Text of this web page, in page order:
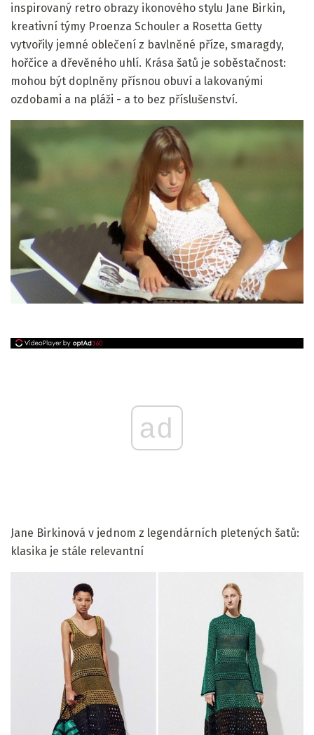
inspirovaný retro obrazy ikonového stylu Jane Birkin,
kreativní týmy Proenza Schouler a Rosetta Getty
vytvořily jemné oblečení z bavlněné příze, smaragdy,
hořčice a dřevěného uhlí. Krása šatů je soběstačnost:
mohou být doplněny přísnou obuví a lakovanými
ozdobami a na pláži - a to bez příslušenství.
ad
Jane Birkinová v jednom z legendárních pletených šatů:
klasika je stále relevantní